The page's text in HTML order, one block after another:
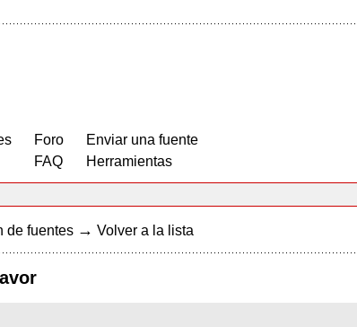
Foro
FAQ
Enviar una fuente
Herramientas
de fuentes → Volver a la lista